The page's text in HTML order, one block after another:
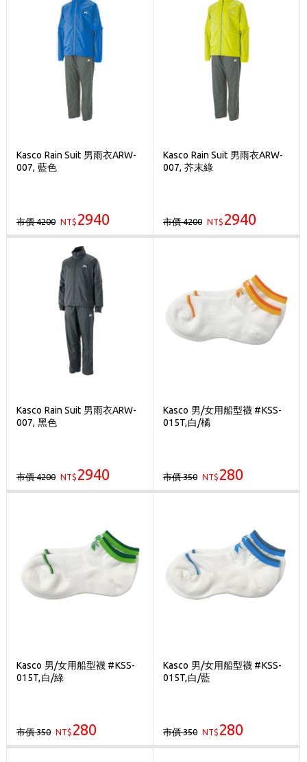
Kasco Rain Suit 男雨衣ARW-
007, 藍色
市價 4200 NT$ 2940
Kasco Rain Suit 男雨衣ARW-
007, 芥末綠
市價 4200 NT$ 2940
Kasco Rain Suit 男雨衣ARW-
007, 黑色
市價 4200 NT$ 2940
Kasco 男/女用船型襪 #KSS-
015T,白/橘
市價 350 NT$ 280
Kasco 男/女用船型襪 #KSS-
015T,白/綠
市價 350 NT$ 280
Kasco 男/女用船型襪 #KSS-
015T,白/藍
市價 350 NT$ 280